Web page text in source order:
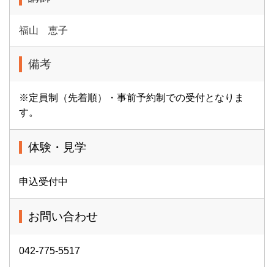
福山 恵子
備考
※定員制（先着順）・事前予約制での受付となりま
す。
体験・見学
申込受付中
お問い合わせ
042-775-5517